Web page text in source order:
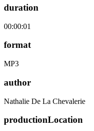
duration
00:00:01
format
MP3
author
Nathalie De La Chevalerie
productionLocation